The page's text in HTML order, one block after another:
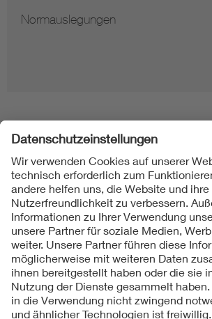
Normauslegungen
Folgen Sie uns
Kontakt